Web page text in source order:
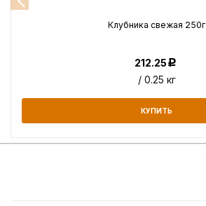
Клубника свежая 250г
212.25Р
/ 0.25 кг
КУПИТЬ